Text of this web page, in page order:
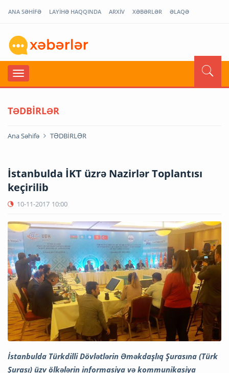
ANA SƏHİFƏ LAYİHƏ HAQQINDA ARXİV XƏBƏRLƏR ƏLAQƏ
TƏDBİRLƏR
Ana Səhifə TƏDBİRLƏR
İstanbulda İKT üzrə Nazirlər Toplantısı
keçirilib
10-11-2017 10:00
İstanbulda Türkdilli Dövlətlərin Əməkdaşlıq Şurasına (Türk
Şurası) üzv ölkələrin informasiya və kommunikasiya